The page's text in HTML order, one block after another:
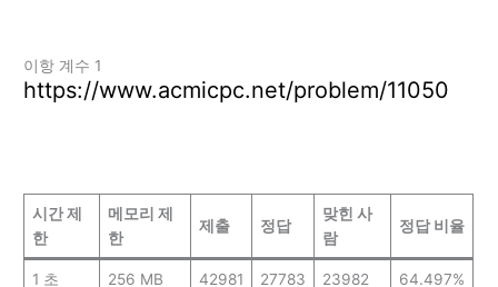
이항 계수 1
https://www.acmicpc.net/problem/11050
시간 제
한
메모리 제
한
제출 정답
맞힌 사
람
정답 비율
1 초 256 MB 42981 27783 23982 64.497%